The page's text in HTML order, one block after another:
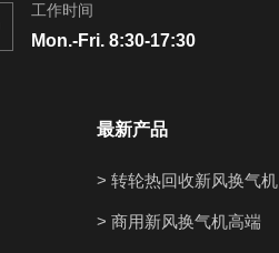
工作时间
Mon.-Fri. 8:30-17:30
最新产品
> 转轮热回收新风换气机
> 商用新风换气机高端